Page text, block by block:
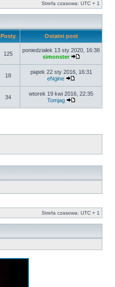
Strefa czasowa: UTC + 1
Posty Ostatni post
125
poniedziałek 13 sty 2020, 16:38
simonster
18
piątek 22 sty 2016, 16:31
eNgine
34
wtorek 19 kwi 2016, 22:35
Tomjag
Strefa czasowa: UTC + 1